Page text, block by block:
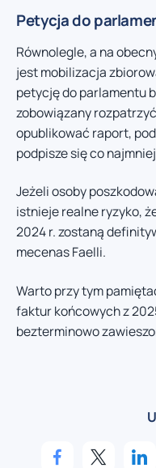
Petycja do
Równolegle, a na
jest mobilizacja
petycję do parlamentu
zobowiązany
opublikować raport,
podpisze się co
Jeżeli osoby
istnieje realne ryzyko,
2024 r. zostaną
mecenas Faelli.
Warto przy tym
faktur końcowych z
bezterminowo